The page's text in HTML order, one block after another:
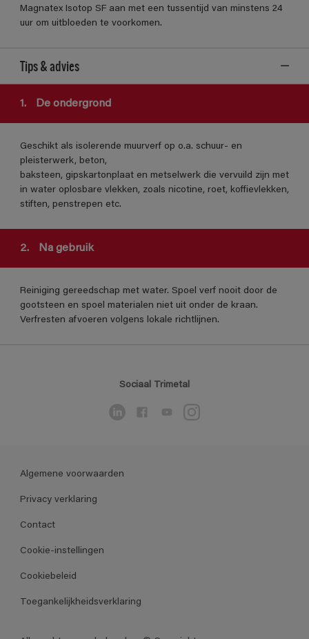
Magnatex Isotop SF aan met een tussentijd van minstens 24
uur om uitbloeden te voorkomen.
Tips & advies
1. De ondergrond
Geschikt als isolerende muurverf op o.a. schuur- en
pleisterwerk, beton,
baksteen, gipskartonplaat en metselwerk die vervuild zijn met
in water oplosbare vlekken, zoals nicotine, roet, koffievlekken,
stiften, penstrepen etc.
2. Na gebruik
Reiniging gereedschap met water. Spoel verf nooit door de
gootsteen en spoel materialen niet uit onder de kraan.
Verfresten afvoeren volgens lokale richtlijnen.
Sociaal Trimetal
Algemene voorwaarden
Privacy verklaring
Contact
Cookie-instellingen
Cookiebeleid
Toegankelijkheidsverklaring